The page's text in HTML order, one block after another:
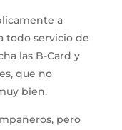
a
todo servicio de
las B-Card y
que no
bien.
pero